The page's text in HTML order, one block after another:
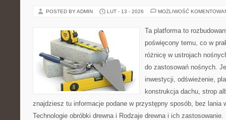
POSTED BY ADMIN LUT - 13 - 2026 MOŻLIWOŚĆ
Ta platforma to
poświęcony temu, co w
różnicę w ustrojach
do zastosowań nośnych.
inwestycji, odświeżenie,
konstrukcja dachu, strop
znajdziesz tu informacje podane w przystępny sposób, bez lania
Technologie obróbki drewna i Rodzaje drewna i ich